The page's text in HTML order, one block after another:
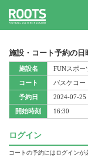
施設・コート予約の日
施設名
コート
予約日
開始時刻
FUNスポー
バスケコー
2024-07-25
16:30
ログイン
コートの予約にはログインが